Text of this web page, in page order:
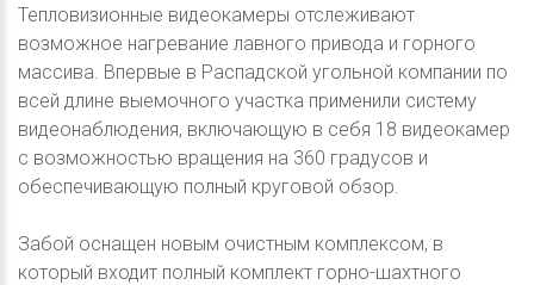
Тепловизионные видеокамеры отслеживают
возможное нагревание лавного привода и горного
массива. Впервые в Распадской угольной компании по
всей длине выемочного участка применили систему
видеонаблюдения, включающую в себя 18 видеокамер
с возможностью вращения на 360 градусов и
обеспечивающую полный круговой обзор.
Забой оснащен новым очистным комплексом, в
который входит полный комплект горно-шахтного